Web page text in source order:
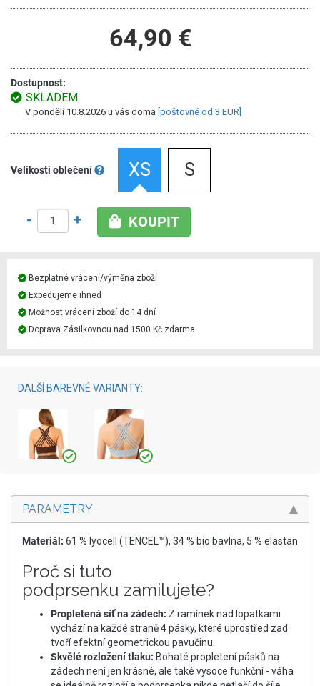
64,90 €
Dostupnost:
SKLADEM
V pondělí 10.8.2026 u vás doma [poštovné od 3 EUR]
Velikosti oblečení XS S
- + KOUPIT
Bezplatné vrácení/výměna zboží
Expedujeme ihned
Možnost vrácení zboží do 14 dní
Doprava Zásilkovnou nad 1500 Kč zdarma
DALŠÍ BAREVNÉ VARIANTY:
PARAMETRY
Materiál: 61 % lyocell (TENCEL™), 34 % bio bavlna, 5 % elastan​
Proč si tuto
podprsenku zamilujete?
Propletená síť na zádech: Z ramínek nad lopatkami
vychází na každé straně 4 pásky, které uprostřed zad
tvoří efektní geometrickou pavučinu.
Skvělé rozložení tlaku: Bohaté propletení pásků na
zádech není jen krásné, ale také vysoce funkční - váha